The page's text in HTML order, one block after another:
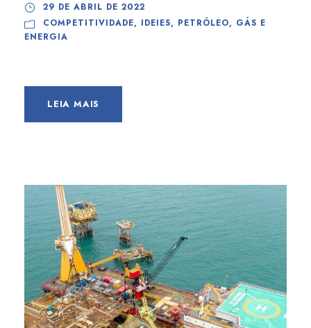
29 DE ABRIL DE 2022
COMPETITIVIDADE, IDEIES, PETRÓLEO, GÁS E
ENERGIA
LEIA MAIS